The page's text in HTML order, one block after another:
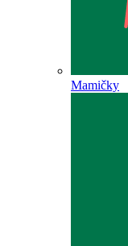
Mamičky